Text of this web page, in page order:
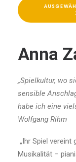
Anna
„Spielkultur, wo
sensible
habe ich eine
Wolfgang Rihm
„Ihr Spiel vereint
Musikalität –